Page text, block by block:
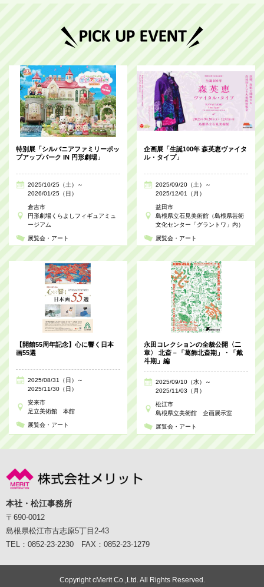
特別展「シルバニアファミリーポッ
プアップパーク IN 円形劇場」
2025/10/25（土）～
2026/01/25（日）
倉吉市
円形劇場くらよしフィギュアミュ
ージアム
展覧会・アート
企画展「生誕100年 森英恵ヴァイタ
ル・タイプ」
2025/09/20（土）～
2025/12/01（月）
益田市
島根県立石見美術館（島根県芸術
文化センター「グラントワ」内）
展覧会・アート
【開館55周年記念】心に響く日本
画55選
2025/08/31（日）～
2025/11/30（日）
安来市
足立美術館 本館
展覧会・アート
永田コレクションの全貌公開〈二
章〉 北斎－「葛飾北斎期」・「戴
斗期」編
2025/09/10（水）～
2025/11/03（月）
松江市
島根県立美術館 企画展示室
展覧会・アート
本社・松江事務所
〒690-0012
島根県松江市古志原5丁目2-43
TEL：0852-23-2230 FAX：0852-23-1279
Copyright cMerit Co.,Ltd. All Rights Reserved.